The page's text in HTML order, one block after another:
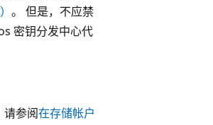
。 但是，不应禁
密钥分发中心代
请参阅在存储帐户